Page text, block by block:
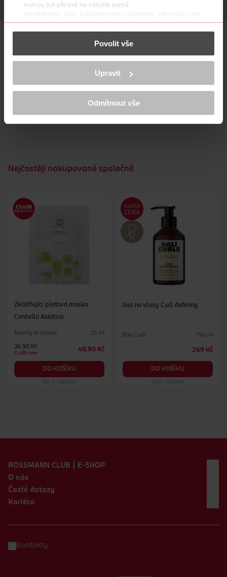
mohou být přesné na několik metrů
Identifikovali vaše zařízení pomocí aktivního skenování pro
konkrétní charakteristiky (otisk prstu)
Zjistěte více o tom, jak zpracováváme vaše osobní údaje, a nastavte
části s podrobnostmi . Svůj souhlas můžete kdykoliv
K provozu stránek, personalizaci obsahu a reklam, funkcí sociálních
médií, analýze návštěvnosti, které mohou nést osobní údaje.
Více najdete vprohlášení o ochraně osobních údajů.
Děkujeme za pochopení. >více o cookies<
Povolit vše
Upravit
Odmítnout vše
POPIS SLOŽENÍ POČET VÝROBCE/DODAVATEL
Punčochové kalhoty s extra širokým lemem v pase, mají
zesílený sed a klínek. Jsou vyrobeny ze speciálního vlákna,
20 DEN
Nejčastějí nakupované společně
Zklidňující pleťová maska
Centella Asiatica
Beauty of Joseon 25 ml
36.90 Kč
CLUB cena
49.90 Kč
DO KOŠÍKU
Obj. č.: 1205800
Gel na vlasy Curl defining
Bali Curls 150 ml
269 Kč
DO KOŠÍKU
Obj. č.: 1264661
ROSSMANN CLUB | E-SHOP
O nás
Časté dotazy
Kariéra
Kontakty